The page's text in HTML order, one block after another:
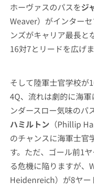
ホーヴァスのパスをジ
Weaver）がインター
ンズがキャリア最長と
16対7とリードを広げま
そして陸軍士官学校が
4Q、流れは劇的に海
ンダースロー気味のパ
ハミルトン （Phillip
のチャンスに海軍士官
す。ただ、ゴール前1
る危機に陥りますが、
Heidenreich）が8ヤー